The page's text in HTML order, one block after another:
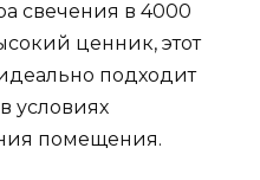
свечения в 4000
ценник, этот
подходит
условиях
помещения.